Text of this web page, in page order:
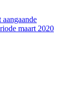
maart 2020